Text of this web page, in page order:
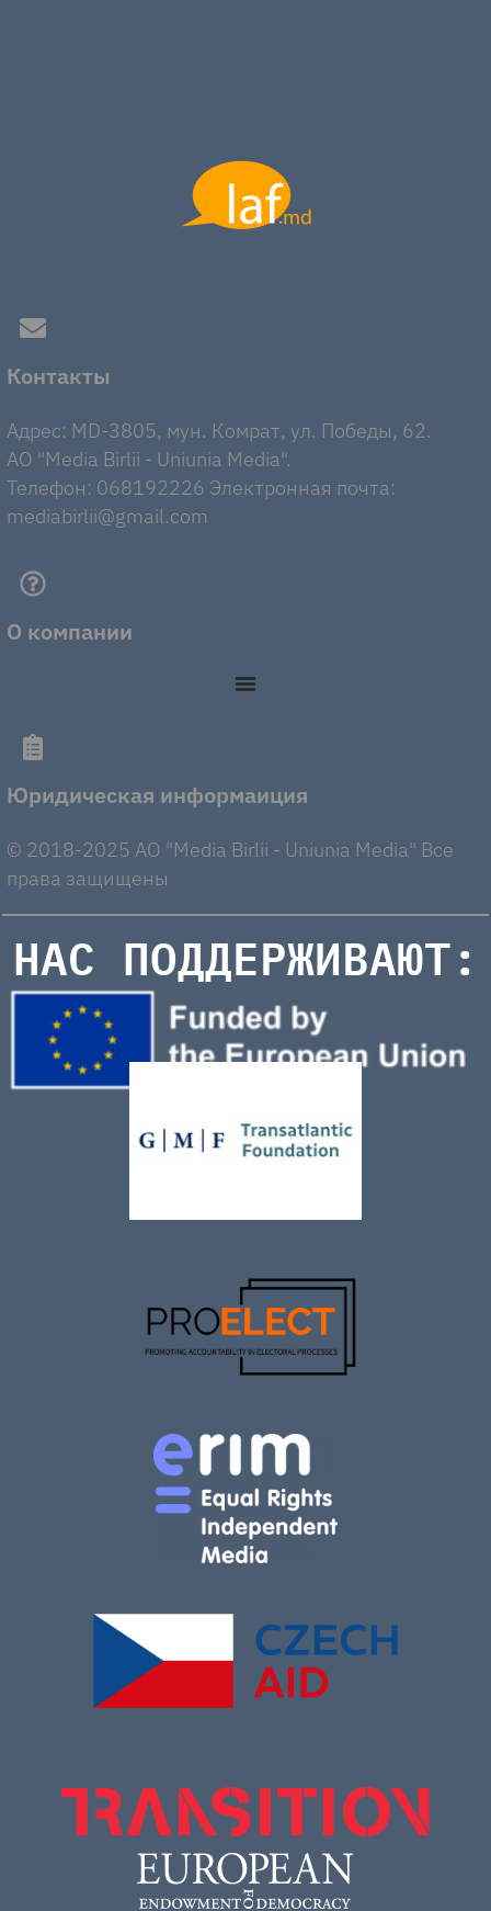
Контакты
Адрес: MD-3805, мун. Комрат, ул. Победы, 62.
AO "Media Birlii - Uniunia Media".
Телефон: 068192226 Электронная почта:
mediabirlii@gmail.com
О компании
Юридическая информаиция
© 2018-2025 AO "Media Birlii - Uniunia Media" Все
права защищены
НАС ПОДДЕРЖИВАЮТ: